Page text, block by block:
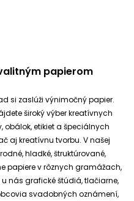
papierom
si zaslúži výnimočný papier.
široký výber kreatívnych
obálok, etikiet a špeciálnych
aj kreatívnu tvorbu. V našej
hladké, štruktúrované,
papiere v rôznych gramážach,
nás grafické štúdiá, tlačiarne,
svadobných oznámení,